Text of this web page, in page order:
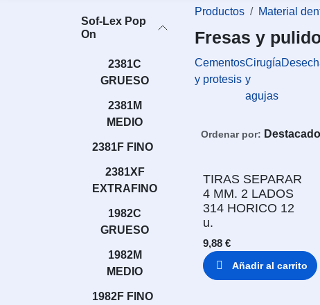
Sof-Lex Pop
On
2381C
GRUESO
2381M
MEDIO
2381F FINO
2381XF
EXTRAFINO
1982C
GRUESO
1982M
MEDIO
1982F FINO
Productos Material
Fresas y
Cementos
y protesis
Cirugía
y
agujas
Ordenar por: Destacado
TIRAS SEPARAR
4 MM. 2 LADOS
314 HORICO 12
u.
9,88 €
Añadir al carrito